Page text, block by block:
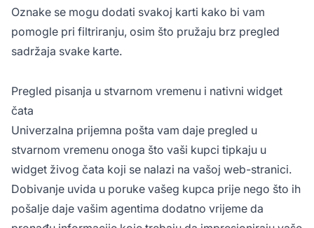
Oznake se mogu dodati svakoj karti kako bi vam
pomogle pri filtriranju, osim što pružaju brz pregled
sadržaja svake karte.
Pregled pisanja u stvarnom vremenu i nativni widget
čata
Univerzalna prijemna pošta vam daje pregled u
stvarnom vremenu onoga što vaši kupci tipkaju u
widget živog čata koji se nalazi na vašoj web-stranici.
Dobivanje uvida u poruke vašeg kupca prije nego što ih
pošalje daje vašim agentima dodatno vrijeme da